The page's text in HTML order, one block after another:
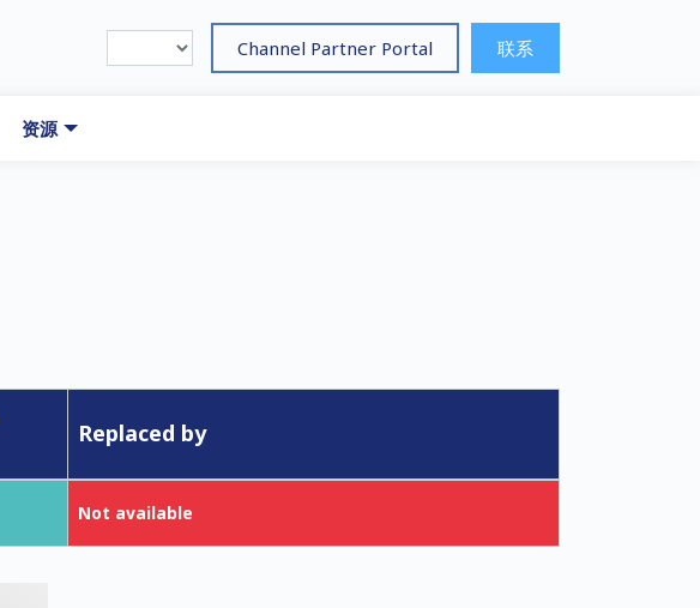
Channel Partner Portal 联系
资源
Replaced by
Not available